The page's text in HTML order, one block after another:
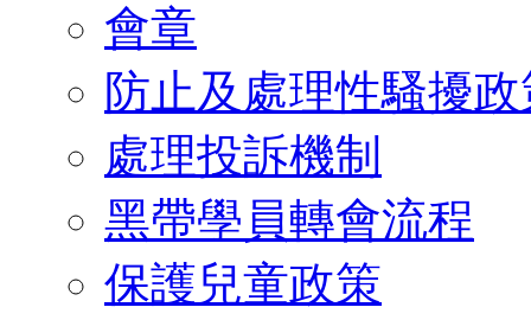
會章
防止及處理性騷擾
處理投訴機制
黑帶學員轉會流程
保護兒童政策